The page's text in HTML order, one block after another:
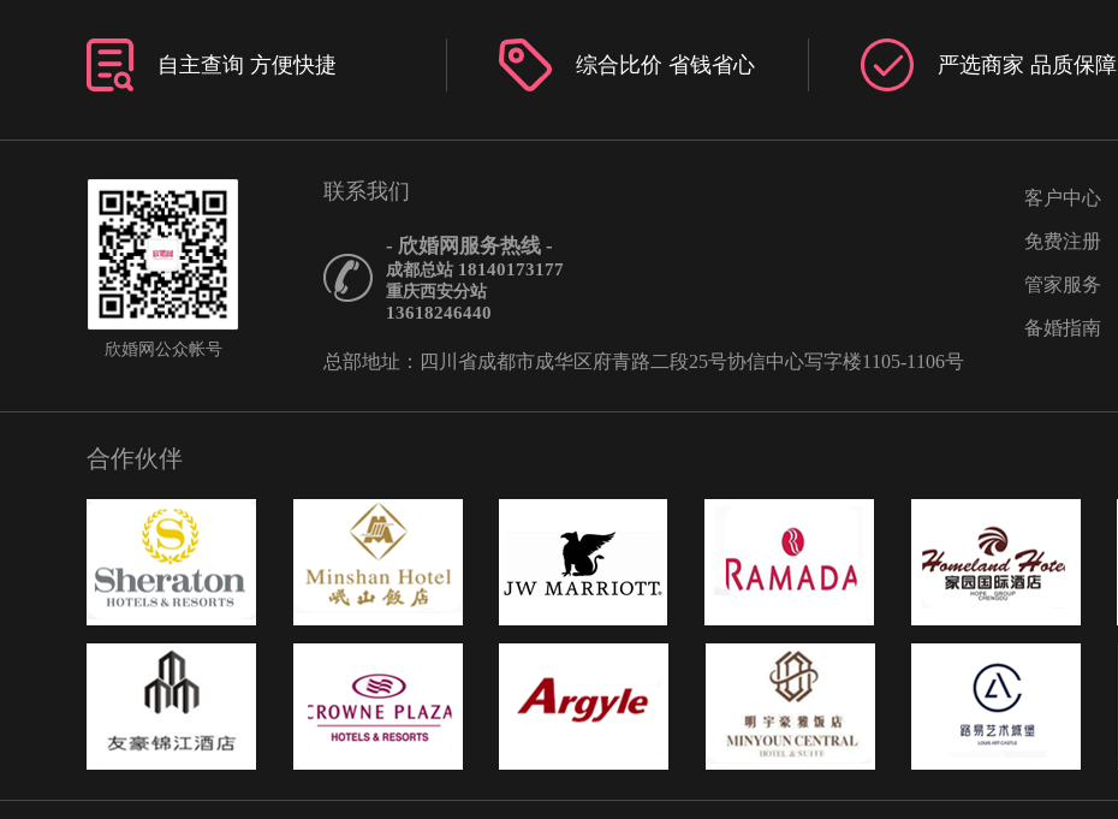
线与肤色衬托得更加亮丽出色二、清
新蓝色新娘礼服——敬酒服敬酒服一
定要红色吗清新蓝色新娘礼服，这一
衬托得更加优雅高贵。无疑又给礼服
增添了一抹俏皮与活力。三：高贵粉
色新娘礼服——敬酒服敬酒服一定要
红色吗粉色一直都被认为是可爱的颜
色，但这几款新娘礼服的设计却在可
爱中增添了一丝高贵与浪漫。白色金
条勾勒出完美好身材，更好的将礼服
显现出新娘修长的身材。四、璀璨香
优雅的，当然这款短香槟色礼服也不
例外，白色印花的图案，俏皮的蝴蝶
结设计，每一样都出自设计师的匠心
独运，不由自主的展现出新娘的迷人
与优雅的气质。
me3. The Man4. San Francisco5. Can
you feel it6. 我是你的大猩猩7. The
medallion calls8. 为你钟情9. 特别的人
婚礼进行曲7. 费加罗的婚礼8. Give
Me Your Hand9. do10. Ave Maria 四、
一路上有你3. 天生注定4. Two Less
Lonely People In The World5. 今晚为
爱祝贺6. 你是爱7. First Of May8. 每
代价五、新人退场环节1. love will
Goodbye6. She7. 简单爱8. 不得不爱9.
First Of May10. 每天爱你多一些_纯音
乐 以上就是婚宴歌曲有哪些的完整介
绍。婚礼音乐可不仅仅是这些，以上
乐。配上这些音乐，再玩几个婚礼游
戏，婚宴上的气氛一定会非常完美！
自主查询 方便快捷 综合比价 省钱省心 严选商家 品质保障
欣婚网公众帐号
联系我们
- 欣婚网服务热线 -
成都总站 18140173177
重庆西安分站
13618246440
总部地址：四川省成都市成华区府青路二段25号协信中心写字楼1105-1106号
客户中心
免费注册
管家服务
备婚指南
合作伙伴